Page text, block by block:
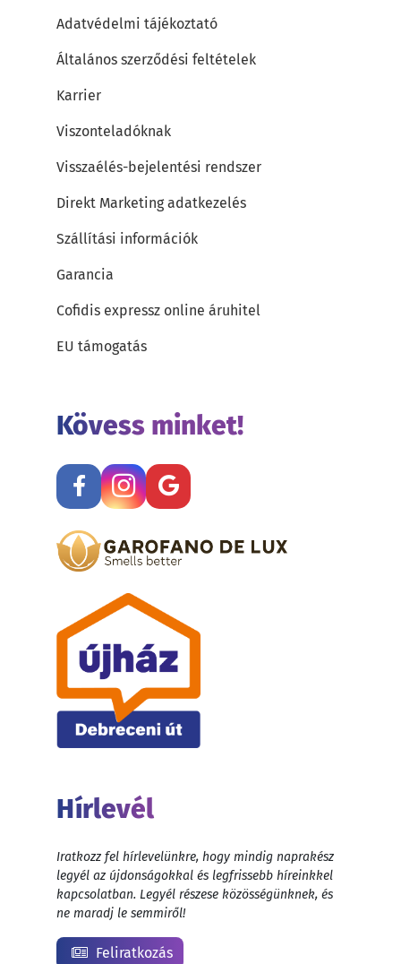
Adatvédelmi tájékoztató
Általános szerződési feltételek
Karrier
Viszonteladóknak
Visszaélés-bejelentési rendszer
Direkt Marketing adatkezelés
Szállítási információk
Garancia
Cofidis expressz online áruhitel
EU támogatás
Kövess minket!
Hírlevél
Iratkozz fel hírlevelünkre, hogy mindig naprakész
legyél az újdonságokkal és legfrissebb híreinkkel
kapcsolatban. Legyél részese közösségünknek, és
ne maradj le semmiről!
Feliratkozás